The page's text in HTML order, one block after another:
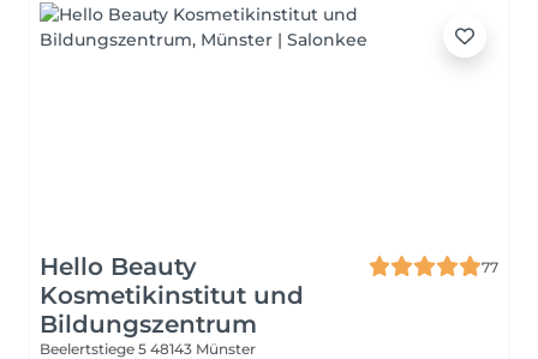
Hello Beauty
Kosmetikinstitut und
Bildungszentrum
77
Beelertstiege 5 48143 Münster